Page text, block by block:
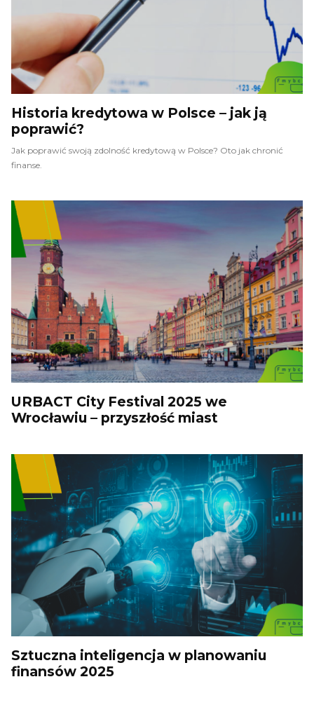
Historia kredytowa w Polsce – jak ją
poprawić?
Jak poprawić swoją zdolność kredytową w Polsce? Oto jak chronić
finanse.
URBACT City Festival 2025 we
Wrocławiu – przyszłość miast
Sztuczna inteligencja w planowaniu
finansów 2025